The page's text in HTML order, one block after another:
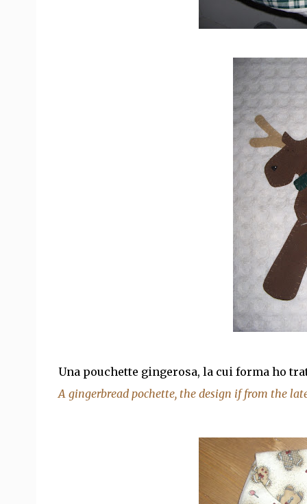
Una pouchette gingerosa, la cui forma ho
A gingerbread pochette, the design if from the